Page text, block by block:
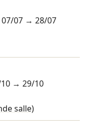
07/07 →28/07
→29/10
salle)